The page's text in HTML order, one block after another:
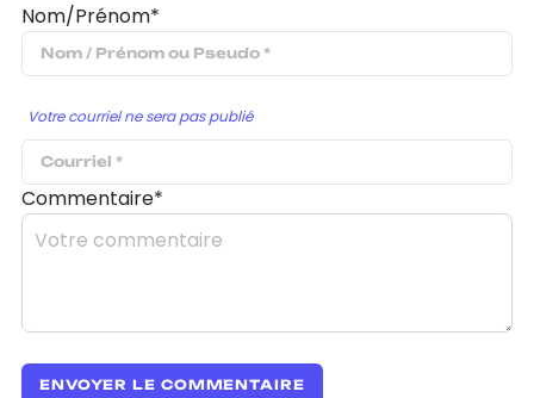
Nom/Prénom*
Votre courriel ne sera pas publié
Commentaire*